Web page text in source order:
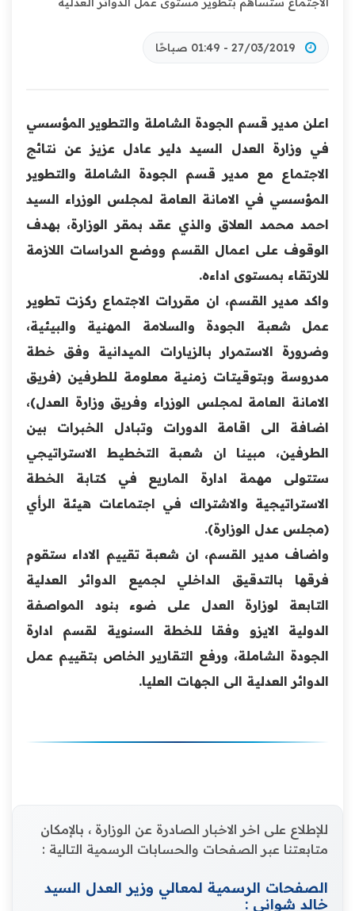
27/03/2019 - 01:49 صباحًا
اعلن مدير قسم الجودة الشاملة والتطوير المؤسسي
في وزارة العدل السيد دلير عادل عزيز عن نتائج
الاجتماع مع مدير قسم الجودة الشاملة والتطوير
المؤسسي في الامانة العامة لمجلس الوزراء السيد
احمد محمد العلاق والذي عقد بمقر الوزارة، بهدف
الوقوف على اعمال القسم ووضع الدراسات اللازمة
للارتقاء بمستوى اداءه.
واكد مدير القسم، ان مقررات الاجتماع ركزت تطوير
عمل شعبة الجودة والسلامة المهنية والبيئية،
وضرورة الاستمرار بالزيارات الميدانية وفق خطة
مدروسة وبتوقيتات زمنية معلومة للطرفين (فريق
الامانة العامة لمجلس الوزراء وفريق وزارة العدل)،
اضافة الى اقامة الدورات وتبادل الخبرات بين
الطرفين، مبينا ان شعبة التخطيط الاستراتيجي
ستتولى مهمة ادارة الماريع في كتابة الخطة
الاستراتيجية والاشتراك في اجتماعات هيئة الرأي
(مجلس عدل الوزارة).
واضاف مدير القسم، ان شعبة تقييم الاداء ستقوم
فرقها بالتدقيق الداخلي لجميع الدوائر العدلية
التابعة لوزارة العدل على ضوء بنود المواصفة
الدولية الايزو وفقا للخطة السنوية لقسم ادارة
الجودة الشاملة، ورفع التقارير الخاص بتقييم عمل
الدوائر العدلية الى الجهات العليا.
للإطلاع على اخر الاخبار الصادرة عن الوزارة ، بالإمكان
متابعتنا عبر الصفحات والحسابات الرسمية التالية :
الصفحات الرسمية لمعالي وزير العدل السيد
خالد شواني :